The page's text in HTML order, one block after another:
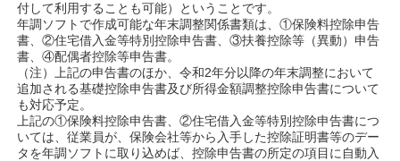
付して利用することも可能）ということです。
年調ソフトで作成可能な年末調整関係書類は、①保険料控除申告
書、②住宅借入金等特別控除申告書、③扶養控除等（異動）申告
書、④配偶者控除等申告書。
（注）上記の申告書のほか、令和2年分以降の年末調整において
追加される基礎控除申告書及び所得金額調整控除申告書について
も対応予定。
上記の①保険料控除申告書、②住宅借入金等特別控除申告書につ
いては、従業員が、保険会社等から入手した控除証明書等のデー
タを年調ソフトに取り込めば、控除申告書の所定の項目に自動入